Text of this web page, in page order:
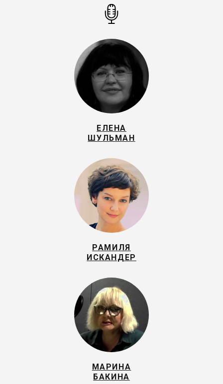
ЕЛЕНА
ШУЛЬМАН
РАМИЛЯ
ИСКАНДЕР
МАРИНА
БАКИНА